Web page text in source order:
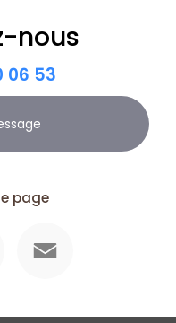
nous
06 53
page